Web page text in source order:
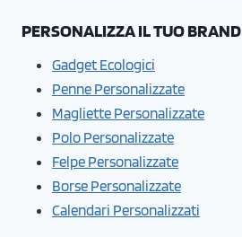
PERSONALIZZA IL TUO BRAND
Gadget Ecologici
Penne Personalizzate
Magliette Personalizzate
Polo Personalizzate
Felpe Personalizzate
Borse Personalizzate
Calendari Personalizzati